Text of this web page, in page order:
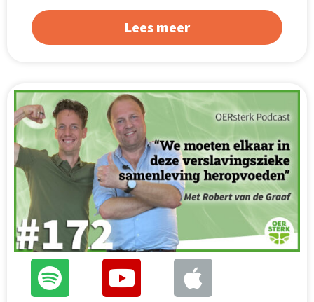
Lees meer